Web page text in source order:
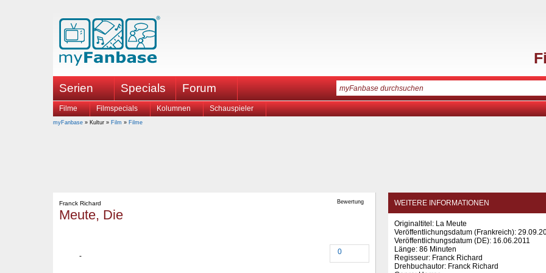
Serien Specials Forum
Filme Filmspecials Kolumnen Schauspieler
myFanbase » Kultur » Film » Filme
Bewertung
Franck Richard
Meute, Die
0
WEITERE INFORMATIONEN
Originaltitel: La Meute
Veröffentlichungsdatum (Frankreich):
Veröffentlichungsdatum (DE): 16.06.2011
Länge: 86 Minuten
Regisseur: Franck Richard
Drehbuchautor: Franck Richard